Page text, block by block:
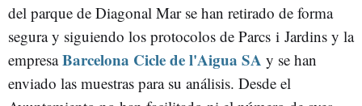
del parque de Diagonal Mar se han retirado de forma
segura y siguiendo los protocolos de Parcs i Jardins y la
empresaBarcelona Cicle de l'Aigua SA y se han
enviado las muestras para su análisis. Desde el